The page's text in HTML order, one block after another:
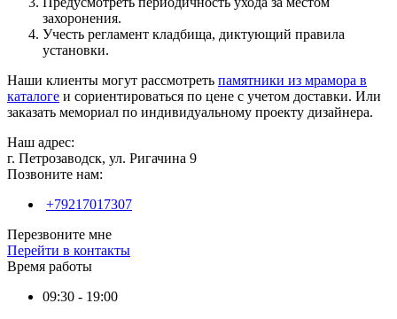
захоронения.
Учесть регламент кладбища, диктующий правила
установки.
Наши клиенты могут рассмотреть памятники из мрамора в
каталоге и сориентироваться по цене с учетом доставки. Или
заказать мемориал по индивидуальному проекту дизайнера.
Наш адрес:
г. Петрозаводск, ул. Ригачина 9
Позвоните нам:
+79217017307
Перезвоните мне
Перейти в контакты
Время работы
09:30 - 19:00